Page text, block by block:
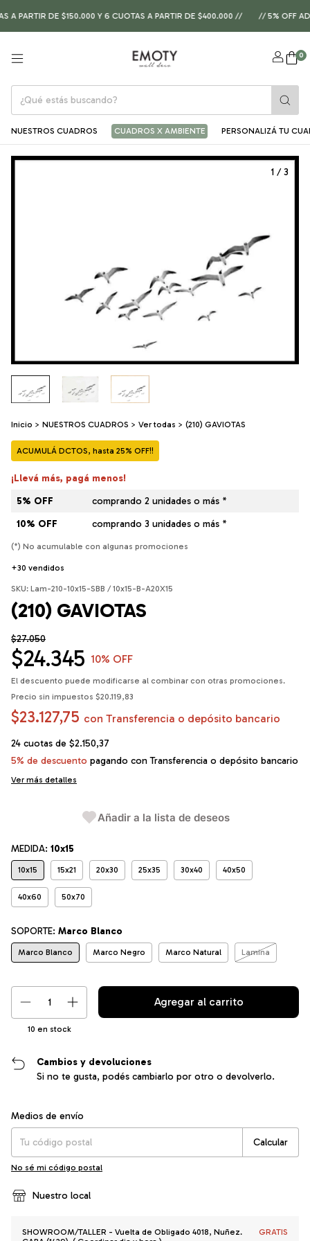
PARTIR DE $150.000 Y 6 CUOTAS A PARTIR DE $400.000 // // 5% OFF
0
NUESTROS CUADROS CUADROS X AMBIENTE PERSONALIZÁ TU
1 /3
Inicio > NUESTROS CUADROS > Ver todas > (210) GAVIOTAS
ACUMULÁ DCTOS, hasta 25% OFF!!
¡Llevá más, pagá menos!
5% OFF
comprando 2 unidades o más *
10% OFF
comprando 3 unidades o más *
(*) No acumulable con algunas promociones
+30 vendidos
SKU: Lam-210-10x15-SBB / 10x15-B-A20X15
(210) GAVIOTAS
$27.050
$24.345 10% OFF
El descuento puede modificarse al combinar con otras promociones.
Precio sin impuestos $20.119,83
$23.127,75 con Transferencia o depósito bancario
24 cuotas de $2.150,37
5% de descuento pagando con Transferencia o depósito bancario
Ver más detalles
Añadir a la lista de deseos
MEDIDA: 10x15
10x15 15x21 20x30 25x35 30x40 40x50
40x60 50x70
SOPORTE: Marco Blanco
Marco Blanco Marco Negro Marco Natural Lamina
10 en stock
Cambios y devoluciones
Si no te gusta, podés cambiarlo por otro o devolverlo.
Entregas para el CP:
Medios de envío
Calcular
No sé mi código postal
Nuestro local
SHOWROOM/TALLER - Vuelta de Obligado 4018, Nuñez.
GRATIS